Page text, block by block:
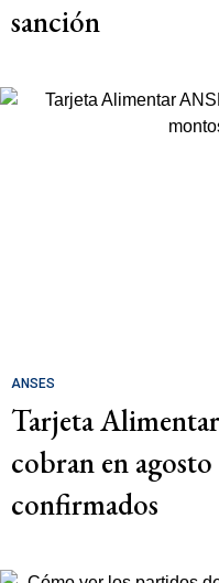
sanción
ANSES
Tarjeta
cobran en
confirmados